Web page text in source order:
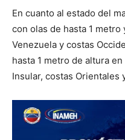
En cuanto al estado del
con olas de hasta 1
Venezuela y costas
hasta 1 metro de altura
Insular, costas Orientales